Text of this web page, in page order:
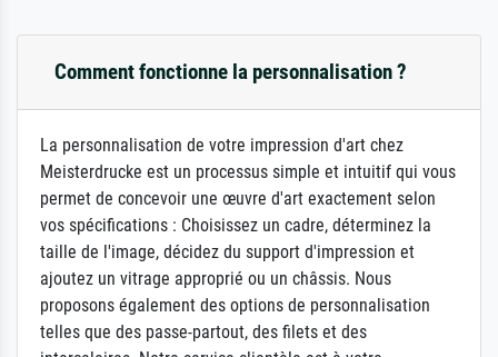
Comment fonctionne la personnalisation ?
La personnalisation de votre impression d'art chez
Meisterdrucke est un processus simple et intuitif qui vous
permet de concevoir une œuvre d'art exactement selon
vos spécifications : Choisissez un cadre, déterminez la
taille de l'image, décidez du support d'impression et
ajoutez un vitrage approprié ou un châssis. Nous
proposons également des options de personnalisation
telles que des passe-partout, des filets et des